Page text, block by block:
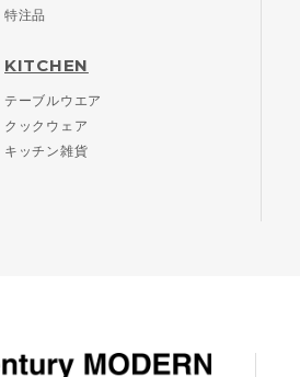
特注品
KITCHEN
テーブルウエア
クックウェア
キッチン雑貨